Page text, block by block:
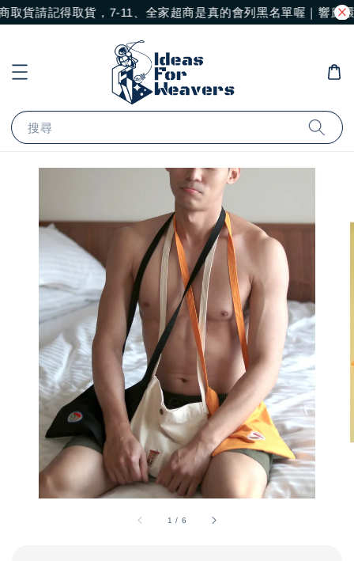
請記得取貨，7-11、全家超商是真的會列黑名單喔｜響應環
搜尋
1 / 6